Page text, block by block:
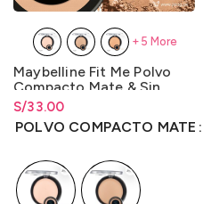
Maybelline Fit Me Polvo
Compacto Mate & Sin
Poros 12g.
S/33.00
Rango de precios: desde
S/33.00 hastaS/33.00
POLVO COMPACTO MATE
+5 More